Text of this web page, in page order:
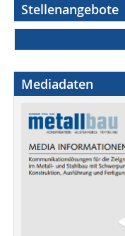
Stellenangebote
Mediadaten